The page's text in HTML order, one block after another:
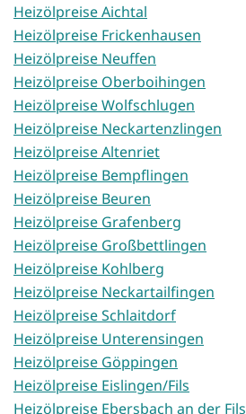
Heizölpreise Aichtal
Heizölpreise Frickenhausen
Heizölpreise Neuffen
Heizölpreise Oberboihingen
Heizölpreise Wolfschlugen
Heizölpreise Neckartenzlingen
Heizölpreise Altenriet
Heizölpreise Bempflingen
Heizölpreise Beuren
Heizölpreise Grafenberg
Heizölpreise Großbettlingen
Heizölpreise Kohlberg
Heizölpreise Neckartailfingen
Heizölpreise Schlaitdorf
Heizölpreise Unterensingen
Heizölpreise Göppingen
Heizölpreise Eislingen/Fils
Heizölpreise Ebersbach an der Fils